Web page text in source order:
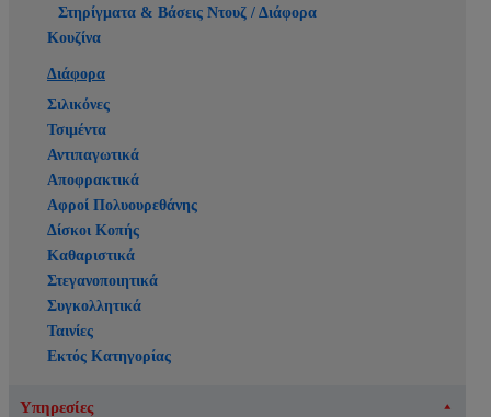
Στηρίγματα & Βάσεις Ντουζ / Διάφορα
Κουζίνα
Διάφορα
Σιλικόνες
Τσιμέντα
Αντιπαγωτικά
Αποφρακτικά
Αφροί Πολυουρεθάνης
Δίσκοι Κοπής
Καθαριστικά
Στεγανοποιητικά
Συγκολλητικά
Ταινίες
Εκτός Κατηγορίας
Υπηρεσίες